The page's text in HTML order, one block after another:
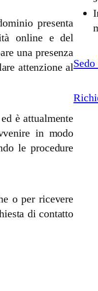
presenta
online e del
una presenza
attenzione al
è attualmente
in modo
le procedure
o per ricevere
di contatto